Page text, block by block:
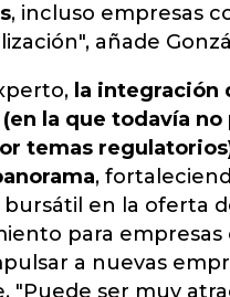
, incluso empresas
añade
la integración
(en la que todavía
temas
,
en la oferta
para empresas
a nuevas
"Puede ser muy